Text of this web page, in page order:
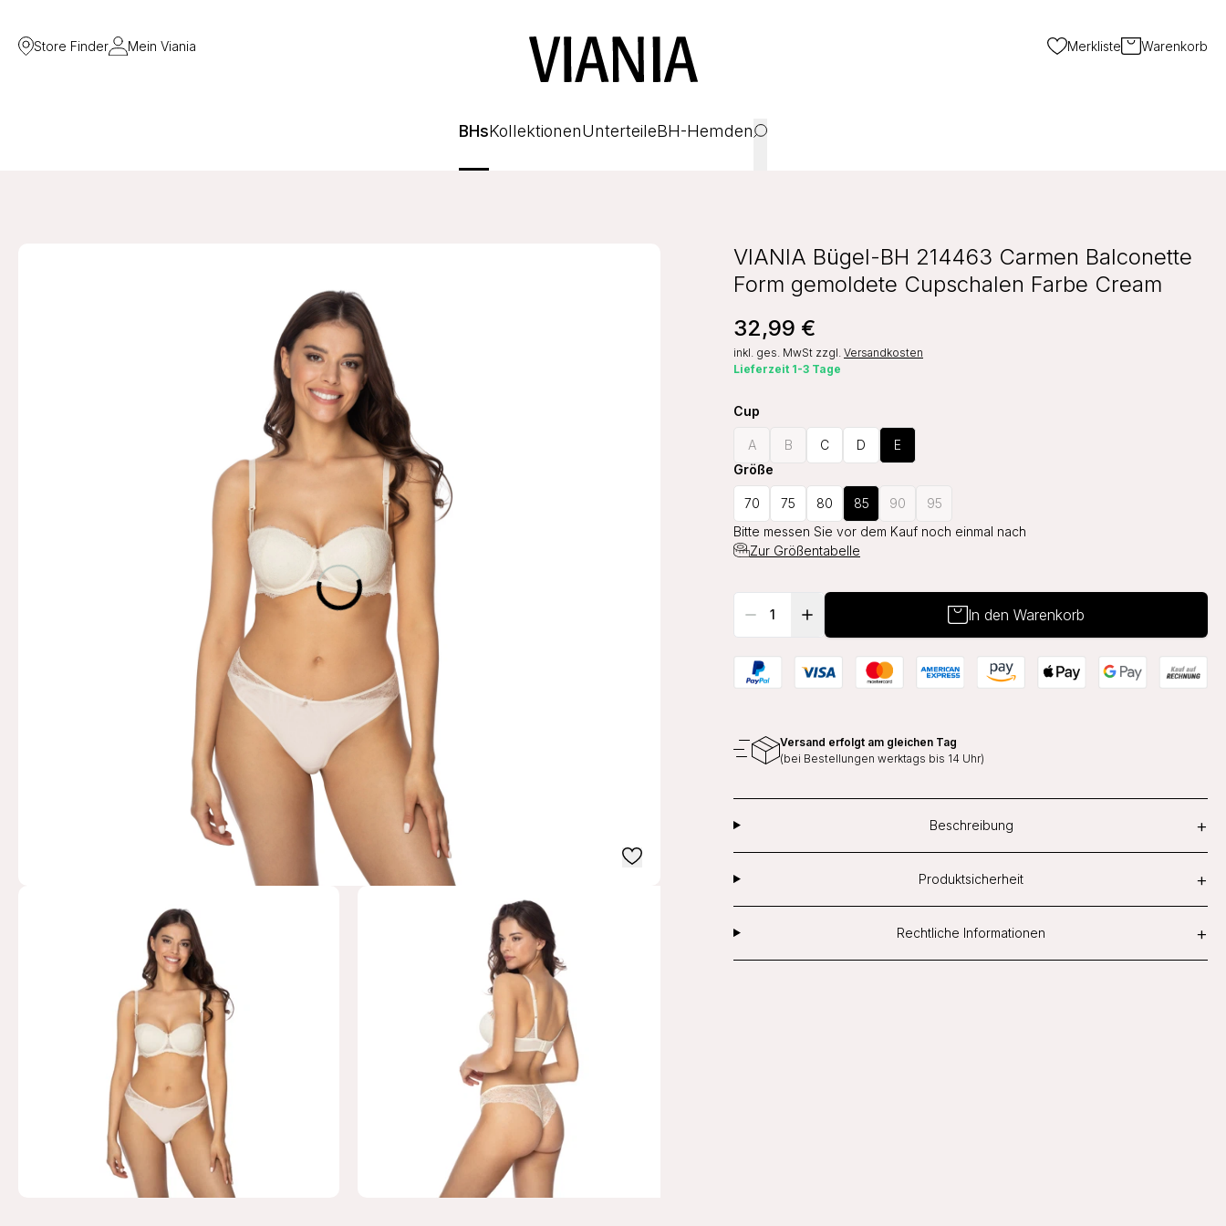
Store Finder Mein Viania Merkliste Warenkorb
BHsKollektionenUnterteileBH-Hemden
VIANIA Bügel-BH 214463 Carmen Balconette
Form gemoldete Cupschalen Farbe Cream
32,99 €
inkl. ges. MwSt zzgl. Versandkosten
Lieferzeit 1-3 Tage
Cup
A B C D
E
Größe
70 75 80 85 90
95
Bitte messen Sie vor dem Kauf noch einmal nach
Zur Größentabelle
In den Warenkorb
Versand erfolgt am gleichen Tag
(bei Bestellungen werktags bis 14 Uhr)
Beschreibung +
Produktsicherheit +
Rechtliche Informationen +